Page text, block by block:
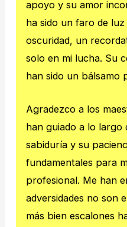
apoyo y su amor
ha sido un faro de luz
oscuridad, un
solo en mi lucha. Su
han sido un bálsamo
Agradezco a los
han guiado a lo largo
sabiduría y su
fundamentales para
profesional. Me han
adversidades no son
más bien escalones